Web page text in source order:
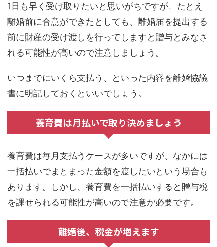
1日も早く受け取りたいと思いがちですが、たとえ
離婚前に合意ができたとしても、離婚届を提出する
前に財産の受け渡しを行ってしますと贈与とみなさ
れる可能性が高いので注意しましょう。
いつまでにいくら支払う、といった内容を離婚協議
書に明記しておくといいでしょう。
養育費は月払いで取り決めましょう
養育費は毎月支払うケースが多いですが、なかには
一括払いでまとまった金額を渡したいという場合も
あります。しかし、養育費を一括払いすると贈与税
を課せられる可能性が高いので注意が必要です。
離婚後、税金が増えます